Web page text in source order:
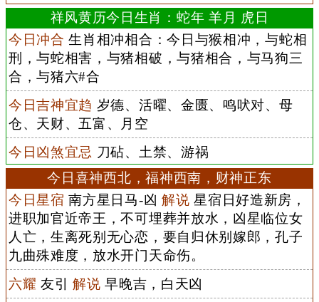
祥风黄历今日生肖：蛇年 羊月 虎日
今日冲合 生肖相冲相合：今日与猴相冲，与蛇相
刑，与蛇相害，与猪相破，与猪相合，与马狗三
合，与猪六#合
今日吉神宜趋 岁德、活曜、金匮、鸣吠对、母
仓、天财、五富、月空
今日凶煞宜忌 刀砧、土禁、游祸
今日喜神西北，福神西南，财神正东
今日星宿 南方星日马-凶 解说 星宿日好造新房，
进职加官近帝王，不可埋葬并放水，凶星临位女
人亡，生离死别无心恋，要自归休别嫁郎，孔子
九曲殊难度，放水开门天命伤。
六耀 友引解说 早晚吉，白天凶